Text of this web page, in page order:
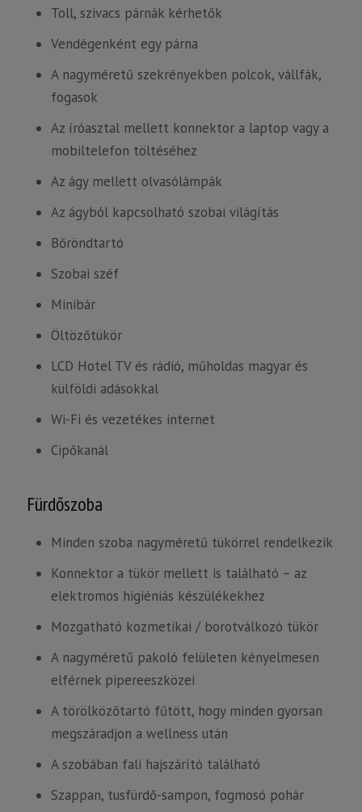
Toll, szivacs párnák kérhetők
Vendégenként egy párna
A nagyméretű szekrényekben polcok, vállfák,
fogasok
Az íróasztal mellett konnektor a laptop vagy a
mobiltelefon töltéséhez
Az ágy mellett olvasólámpák
Az ágyból kapcsolható szobai világítás
Bőröndtartó
Szobai széf
Minibár
Öltözőtükör
LCD Hotel TV és rádió, műholdas magyar és
külföldi adásokkal
Wi-Fi és vezetékes internet
Cipőkanál
Fürdőszoba
Minden szoba nagyméretű tükörrel rendelkezik
Konnektor a tükör mellett is található – az
elektromos higiéniás készülékekhez
Mozgatható kozmetikai / borotválkozó tükör
A nagyméretű pakoló felületen kényelmesen
elférnek pipereeszközei
A törölközőtartó fűtött, hogy minden gyorsan
megszáradjon a wellness után
A szobában fali hajszárító található
Szappan, tusfürdő-sampon, fogmosó pohár